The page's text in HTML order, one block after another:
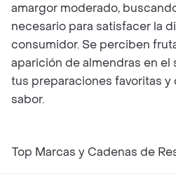
amargor moderado,
necesario para satisfacer la
consumidor. Se perciben
aparición de almendras en el
tus preparaciones favoritas
sabor.
Top Marcas y Cadenas de